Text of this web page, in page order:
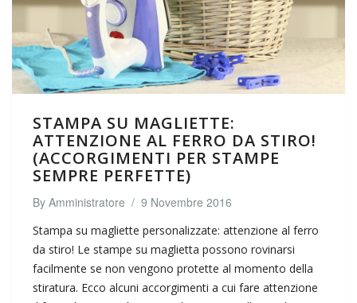
STAMPA SU MAGLIETTE:
ATTENZIONE AL FERRO DA STIRO!
(ACCORGIMENTI PER STAMPE
SEMPRE PERFETTE)
By Amministratore / 9 Novembre 2016
Stampa su magliette personalizzate: attenzione al ferro
da stiro! Le stampe su maglietta possono rovinarsi
facilmente se non vengono protette al momento della
stiratura. Ecco alcuni accorgimenti a cui fare attenzione